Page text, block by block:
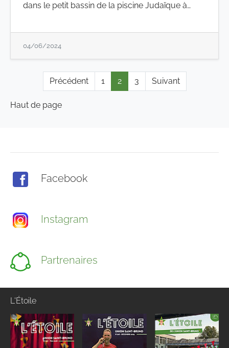
dans le petit bassin de la piscine Judaïque à…
04/06/2024
Précédent 1 2 3 Suivant
Haut de page
Facebook
Instagram
Partrenaires
L'Étoile